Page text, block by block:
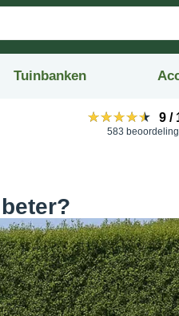
Tuinbanken
★★★★★
★★★★★ 9 /
583